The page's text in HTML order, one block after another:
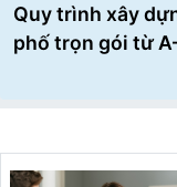
Quy trình xây
phố trọn gói từ